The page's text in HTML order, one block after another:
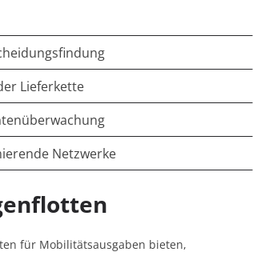
Lieferkette
Netzwerke
für Mobilitätsausgaben bieten,